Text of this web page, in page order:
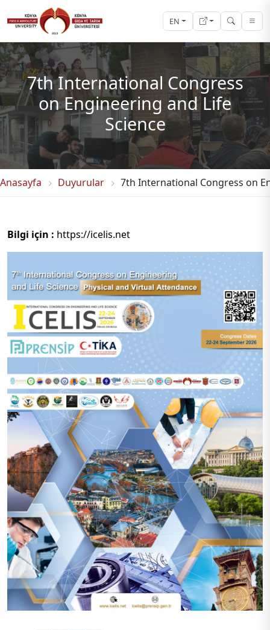
EN
7th International Congress
on Engineering and Life
Science
Anasayfa Duyurular 7th International Congress on
Bilgi için : https://icelis.net